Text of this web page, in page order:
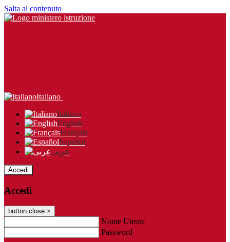
Salta al contenuto
Italiano
Italiano
English
Français
Español
عربى
Accedi
Accedi
button close ×
Nome Utente
Password